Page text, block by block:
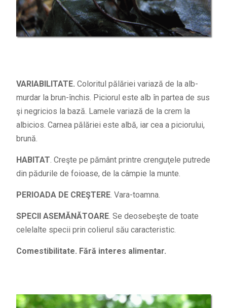
VARIABILITATE. Coloritul pălăriei variază de la alb-
murdar la brun-închis. Piciorul este alb în partea de sus
şi negricios la bază. Lamele variază de la crem la
albicios. Carnea pălăriei este albă, iar cea a piciorului,
brună.
HABITAT. Creşte pe pământ printre crenguţele putrede
din pădurile de foioase, de la câmpie la munte.
PERIOADA DE CREŞTERE. Vara-toamna.
SPECII ASEMĂNĂTOARE. Se deosebeşte de toate
celelalte specii prin colierul său caracteristic.
Comestibilitate. Fără interes alimentar.